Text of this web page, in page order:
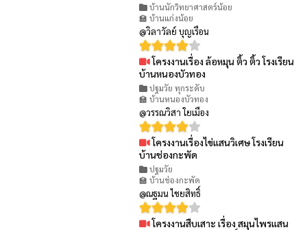
บ้านนักวิทยาศาสตร์น้อย
🏫 บ้านแก่งน้อย
@วิลาวัลย์ บุญเรือน
โครงงานเรื่อง ล้อหมุน ติ้ว ติ้ว โรงเรียน
บ้านหนองบัวทอง
ปฐมวัย ทุกระดับ
🏫 บ้านหนองบัวทอง
@วรรณวิสา ใยเมือง
โครงงานเรื่องไข่แสนวิเศษ โรงเรียน
บ้านช่องกะพัด
ปฐมวัย
🏫 บ้านช่องกะพัด
@ณฐมน ไชยสิทธิ์
โครงงานสืบเสาะ เรื่อง สมุนไพรแสน